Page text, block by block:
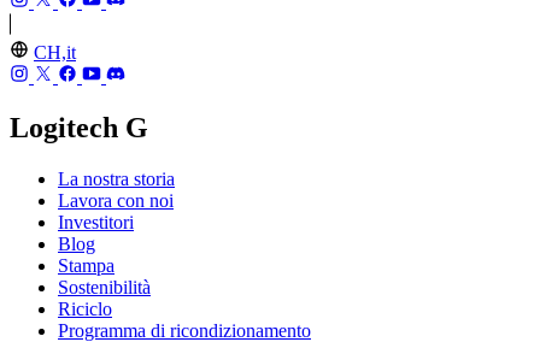
CH,it
Logitech G
La nostra storia
Lavora con noi
Investitori
Blog
Stampa
Sostenibilità
Riciclo
Programma di ricondizionamento